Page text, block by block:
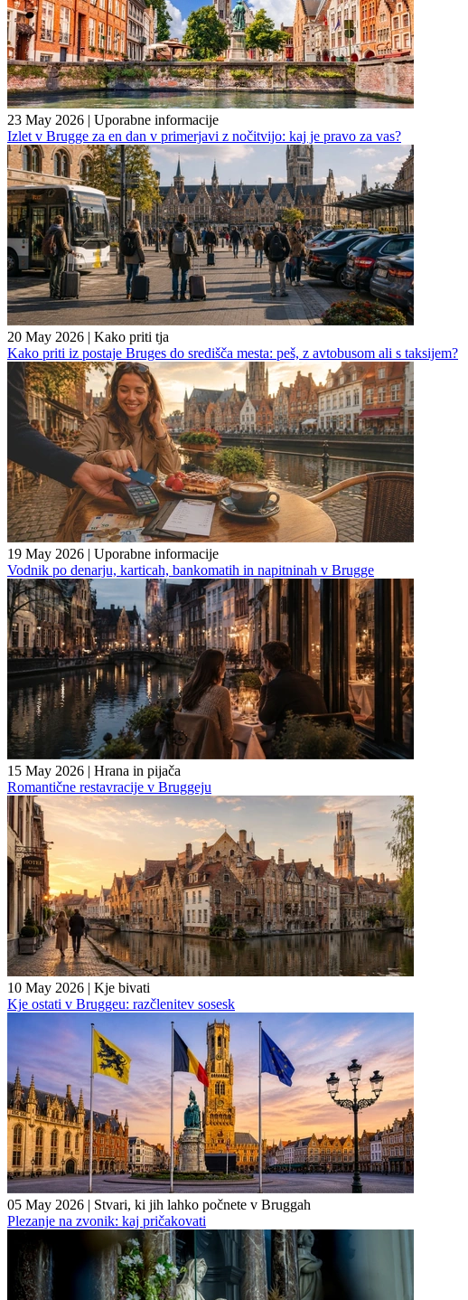
23 May 2026 | Uporabne informacije
Izlet v Brugge za en dan v primerjavi z nočitvijo: kaj je pravo za vas?
20 May 2026 | Kako priti tja
Kako priti iz postaje Bruges do središča mesta: peš, z avtobusom ali s taksijem?
19 May 2026 | Uporabne informacije
Vodnik po denarju, karticah, bankomatih in napitninah v Brugge
15 May 2026 | Hrana in pijača
Romantične restavracije v Bruggeju
10 May 2026 | Kje bivati
Kje ostati v Bruggeu: razčlenitev sosesk
05 May 2026 | Stvari, ki jih lahko počnete v Bruggah
Plezanje na zvonik: kaj pričakovati